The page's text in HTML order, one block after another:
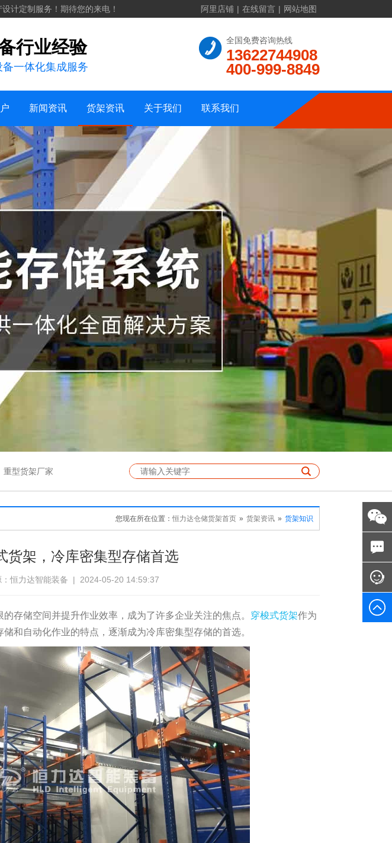
计定制服务！期待您的来电！ 阿里店铺 | 在线留言 | 网站地图
行业经验
一体化集成服务
全国免费咨询热线
13622744908
400-999-8849
金建材
新闻资讯
行业新闻 货架资讯
货架知识 关于我们
公司相册 联系我们
在线留言
网站地图
重型货架厂家
您现在所在位置： 恒力达仓储货架首页 » 货架资讯 » 货架知识
货架，冷库密集型存储首选
：恒力达智能装备 | 2024-05-20 14:59:37
存储空间并提升作业效率，成为了许多企业关注的焦点。 穿梭式货架作为
和自动化作业的特点，逐渐成为冷库密集型存储的首选。